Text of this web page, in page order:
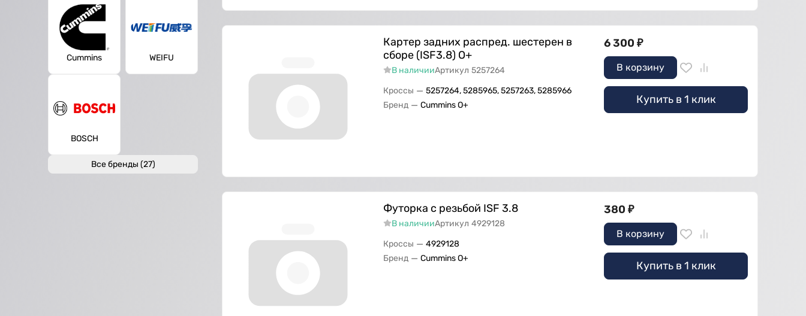
Cummins WEIFU
BOSCH
Все бренды (27)
Картер задних распред. шестерен в
сборе (ISF3.8) О+
В наличииАртикул 5257264
Кроссы — 5257264, 5285965, 5257263, 5285966
Бренд — Cummins O+
6 300 ₽
В корзину
Купить в 1 клик
Футорка с резьбой ISF 3.8
В наличииАртикул 4929128
Кроссы — 4929128
Бренд — Cummins O+
380 ₽
В корзину
Купить в 1 клик